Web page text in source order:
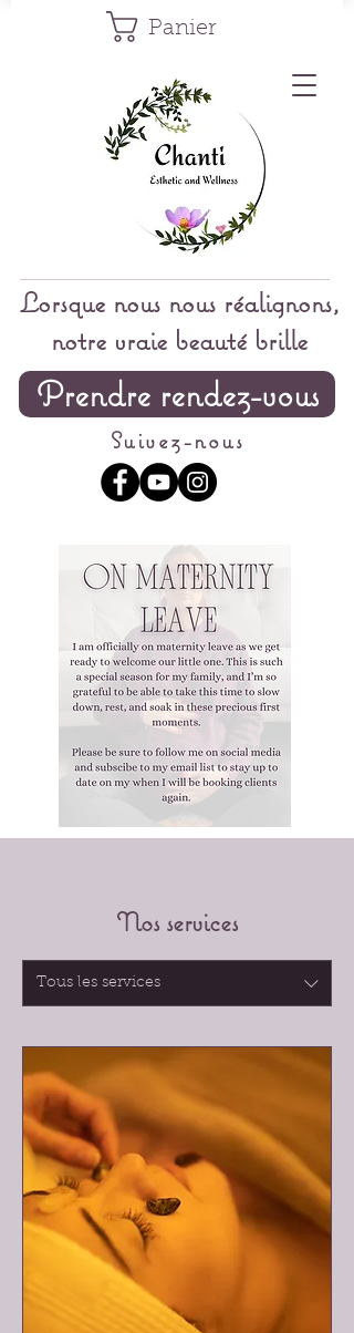
Panier
Lorsque nous nous réalignons,
notre vraie beauté brille
Prendre rendez-vous
Suivez-nous
Nos services
Tous les services